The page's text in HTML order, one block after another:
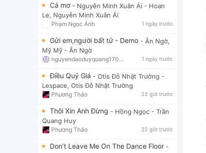
Cá mơ - Nguyễn Minh Xuân Ái - Hoan
Le, Nguyễn Minh Xuân Ái
Phạm Ngọc Ánh 1 ngày trước
Gửi em,người bất tử - Demo - Ân Ngờ,
Mỹ Mỹ - Ân Ngờ
nguyendaoduyquang17021 1 ngày trước
Điều Quý Giá - Otis Đỗ Nhật Trường -
Lespace, Otis Đỗ Nhật Trường
Phương Thảo 22 giờ trước
Thôi Xin Anh Đừng - Hồng Ngọc - Trần
Quang Huy
Phương Thảo 22 giờ trước
Don’t Leave Me On The Dance Floor -